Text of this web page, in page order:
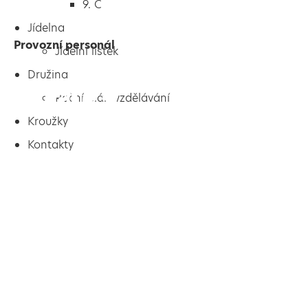
9. C
Jídelna
Jídelní lístek
Družina
Roční plán vzdělávání
Kroužky
Kontakty
Provozní personál